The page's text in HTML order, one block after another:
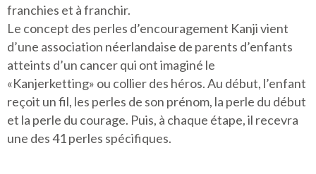
franchies et à franchir.
Le concept des perles d’encouragement Kanji vient
d’une association néerlandaise de parents d’enfants
atteints d’un cancer qui ont imaginé le
«Kanjerketting» ou collier des héros. Au début, l’enfant
reçoit un fil, les perles de son prénom, la perle du début
et la perle du courage. Puis, à chaque étape, il recevra
une des 41 perles spécifiques.